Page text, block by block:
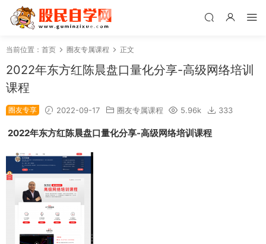
当前位置： 首页 圈友专属课程 正文
2022年东方红陈晨盘口量化分享-高级网络培训
课程
圈友专享 2022-09-17 圈友专属课程 5.96k 333
2022年东方红陈晨盘口量化分享-高级网络培训课程